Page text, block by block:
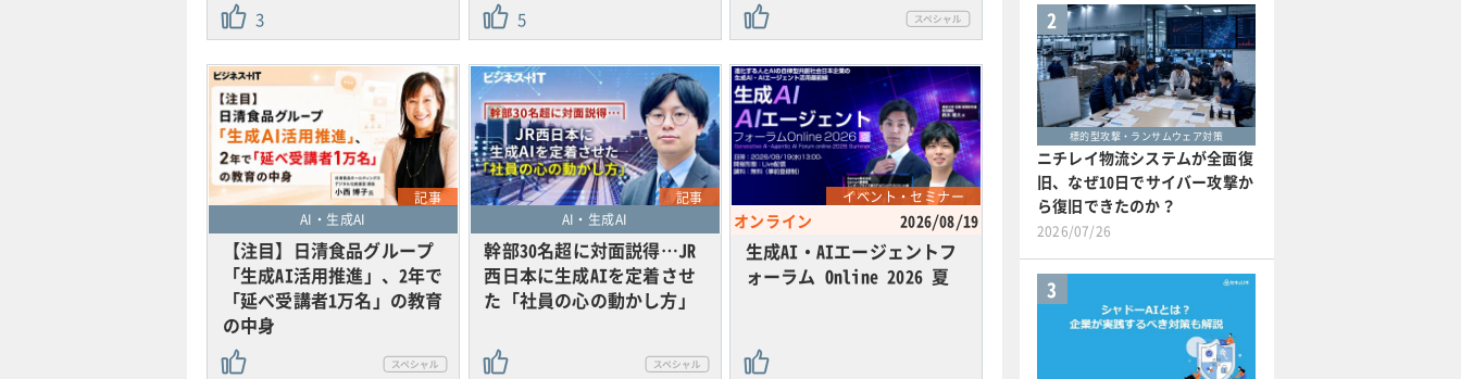
3 5
記事
AI・生成AI
【注目】日清食品グループ
「生成AI活用推進」、2年で
「延べ受講者1万名」の教育
の中身
記事
AI・生成AI
幹部30名超に対面説得…JR
西日本に生成AIを定着させ
た「社員の心の動かし方」
イベント・セミナー
オンライン 2026/08/19
生成AI・AIエージェントフ
ォーラム Online 2026 夏
2
標的型攻撃・ランサムウェア対策
ニチレイ物流システムが全面復
旧、なぜ10日でサイバー攻撃か
ら復旧できたのか？
2026/07/26
3